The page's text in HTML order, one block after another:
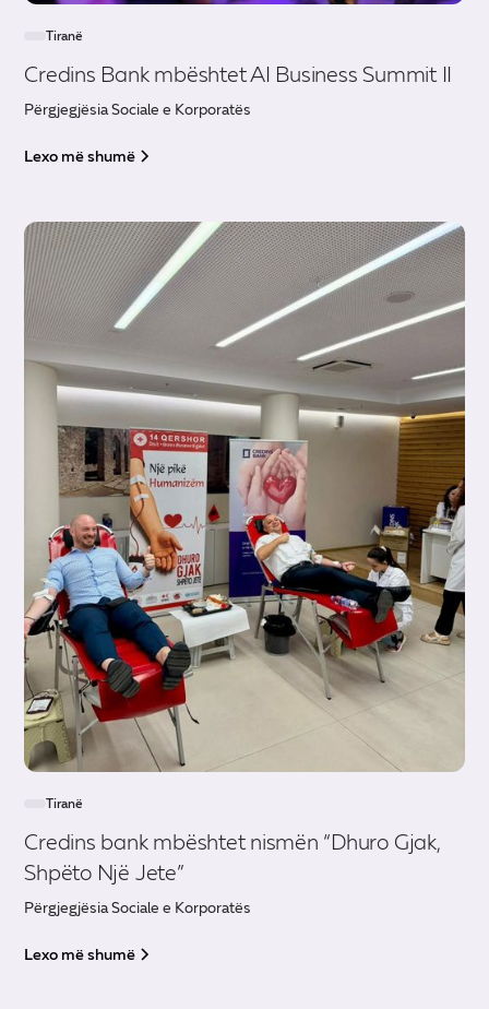
Tiranë
Credins Bank mbështet AI Business Summit II
Përgjegjësia Sociale e Korporatës
Lexo më shumë
Tiranë
Credins bank mbështet nismën “Dhuro Gjak,
Shpëto Një Jete”
Përgjegjësia Sociale e Korporatës
Lexo më shumë